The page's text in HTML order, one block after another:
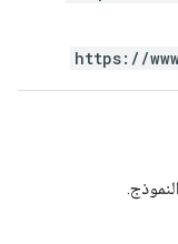
https://